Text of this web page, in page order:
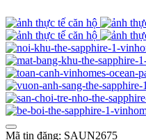
Mã tin đăng: SAUN2675